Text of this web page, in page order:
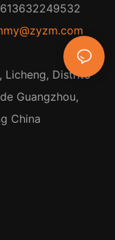
Licheng, Distrito
Guangzhou,
China